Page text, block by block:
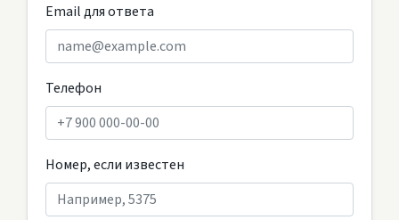
Email для ответа
Телефон
Номер, если известен